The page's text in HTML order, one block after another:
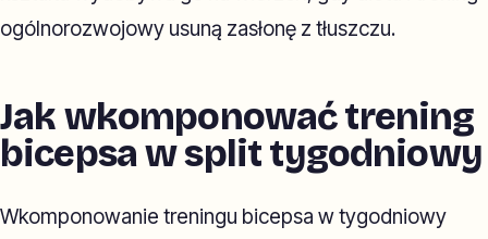
ogólnorozwojowy usuną zasłonę z tłuszczu.
Jak wkomponować trening
bicepsa w split tygodniowy
Wkomponowanie treningu bicepsa w tygodniowy